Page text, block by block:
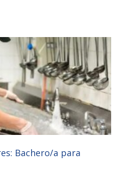
Bachero/a para